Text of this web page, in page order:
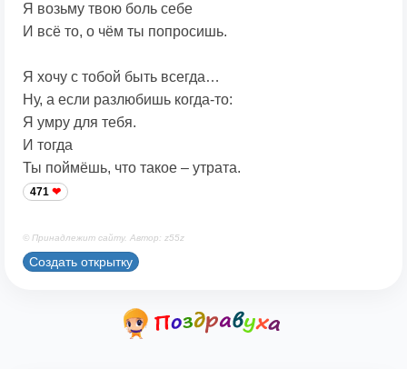
Я возьму твою боль себе
И всё то, о чём ты попросишь.
Я хочу с тобой быть всегда…
Ну, а если разлюбишь когда-то:
Я умру для тебя.
И тогда
Ты поймёшь, что такое – утрата.
471
© Принадлежит сайту. Автор: z55z
Создать открытку